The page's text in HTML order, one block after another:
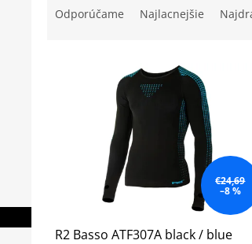
Odporúčame Najlacnejšie
€24,69
–8 %
R2 Basso ATF307A black / blue